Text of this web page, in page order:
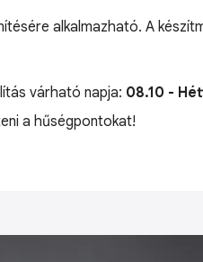
alkalmazható. A
várható napja: 08.10 -
a hűségpontokat!